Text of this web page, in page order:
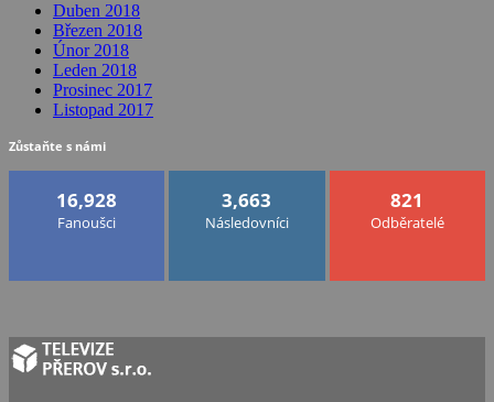
Duben 2018
Březen 2018
Únor 2018
Leden 2018
Prosinec 2017
Listopad 2017
Zůstaňte s námi
16,928
Fanoušci
3,663
Následovníci
821
Odběratelé